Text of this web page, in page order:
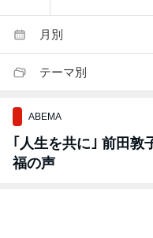
月別
テーマ別
ABEMA
｢人生を共に｣ 前田敦
福の声